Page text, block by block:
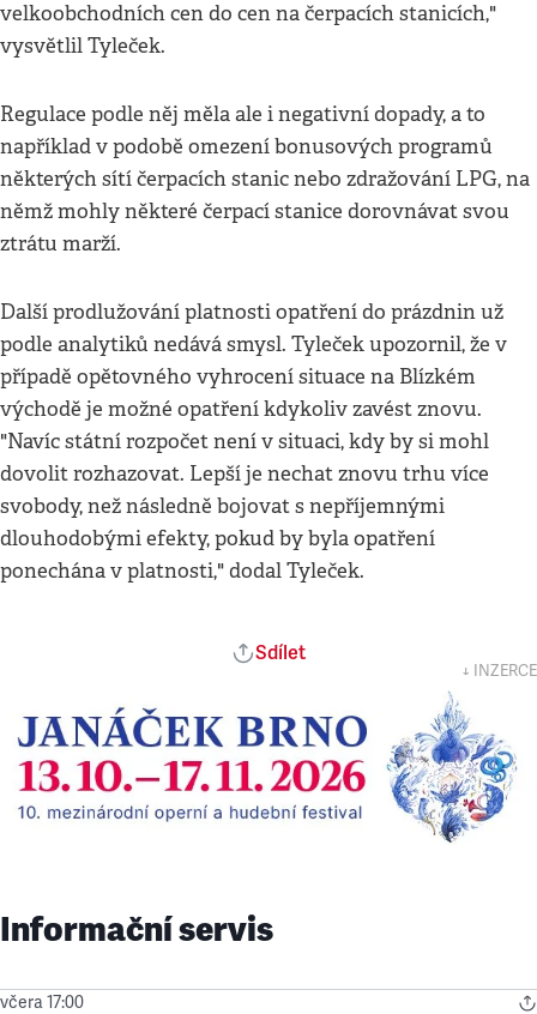
velkoobchodních cen do cen na čerpacích stanicích,"
vysvětlil Tyleček.
Regulace podle něj měla ale i negativní dopady, a to
například v podobě omezení bonusových programů
některých sítí čerpacích stanic nebo zdražování LPG, na
němž mohly některé čerpací stanice dorovnávat svou
ztrátu marží.
Další prodlužování platnosti opatření do prázdnin už
podle analytiků nedává smysl. Tyleček upozornil, že v
případě opětovného vyhrocení situace na Blízkém
východě je možné opatření kdykoliv zavést znovu.
"Navíc státní rozpočet není v situaci, kdy by si mohl
dovolit rozhazovat. Lepší je nechat znovu trhu více
svobody, než následně bojovat s nepříjemnými
dlouhodobými efekty, pokud by byla opatření
ponechána v platnosti," dodal Tyleček.
Sdílet
↓ INZERCE
Informační servis
včera 17:00